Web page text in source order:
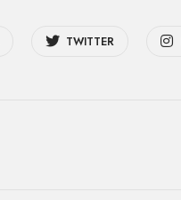
TWITTER